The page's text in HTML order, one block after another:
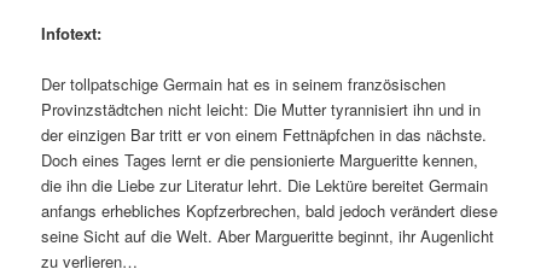
Infotext:
Der tollpatschige Germain hat es in seinem französischen
Provinzstädtchen nicht leicht: Die Mutter tyrannisiert ihn und in
der einzigen Bar tritt er von einem Fettnäpfchen in das nächste.
Doch eines Tages lernt er die pensionierte Margueritte kennen,
die ihn die Liebe zur Literatur lehrt. Die Lektüre bereitet Germain
anfangs erhebliches Kopfzerbrechen, bald jedoch verändert diese
seine Sicht auf die Welt. Aber Margueritte beginnt, ihr Augenlicht
zu verlieren…